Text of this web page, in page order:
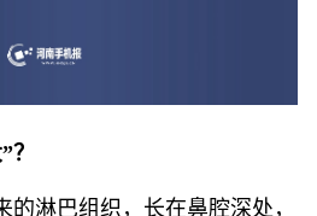
淋巴组织，长在鼻腔深处，